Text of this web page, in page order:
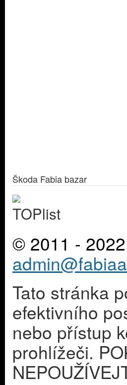
Škoda Fabia bazar
© 2011 -
Tato stránka
efektivního
nebo přístup
prohlížeči.